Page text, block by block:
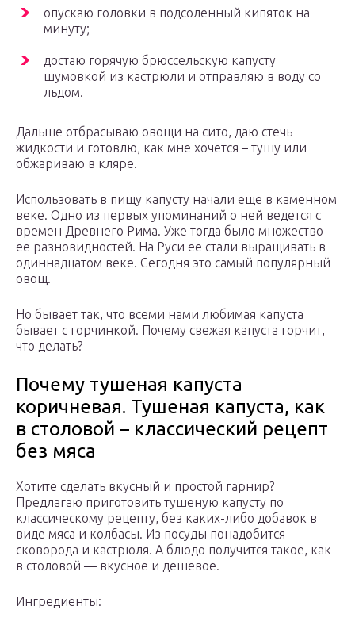
опускаю головки в подсоленный кипяток на
минуту;
достаю горячую брюссельскую капусту
шумовкой из кастрюли и отправляю в воду со
льдом.
Дальше отбрасываю овощи на сито, даю стечь
жидкости и готовлю, как мне хочется – тушу или
обжариваю в кляре.
Использовать в пищу капусту начали еще в каменном
веке. Одно из первых упоминаний о ней ведется с
времен Древнего Рима. Уже тогда было множество
ее разновидностей. На Руси ее стали выращивать в
одиннадцатом веке. Сегодня это самый популярный
овощ.
Но бывает так, что всеми нами любимая капуста
бывает с горчинкой. Почему свежая капуста горчит,
что делать?
Почему тушеная капуста
коричневая. Тушеная капуста, как
в столовой – классический рецепт
без мяса
Хотите сделать вкусный и простой гарнир?
Предлагаю приготовить тушеную капусту по
классическому рецепту, без каких-либо добавок в
виде мяса и колбасы. Из посуды понадобится
сковорода и кастрюля. А блюдо получится такое, как
в столовой — вкусное и дешевое.
Ингредиенты: